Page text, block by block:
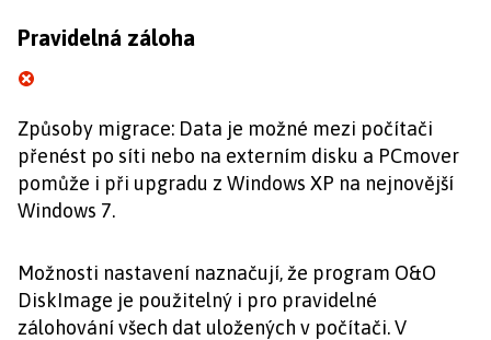
Pravidelná záloha
Způsoby migrace: Data je možné mezi počítači
přenést po síti nebo na externím disku a PCmover
pomůže i při upgradu z Windows XP na nejnovější
Windows 7.
Možnosti nastavení naznačují, že program O&O
DiskImage je použitelný i pro pravidelné
zálohování všech dat uložených v počítači. V